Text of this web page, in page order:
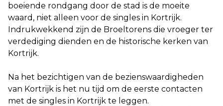
boeiende rondgang door de stad is de moeite
waard, niet alleen voor de singles in Kortrijk.
Indrukwekkend zijn de Broeltorens die vroeger ter
verdediging dienden en de historische kerken van
Kortrijk.
Na het bezichtigen van de bezienswaardigheden
van Kortrijk is het nu tijd om de eerste contacten
met de singles in Kortrijk te leggen.